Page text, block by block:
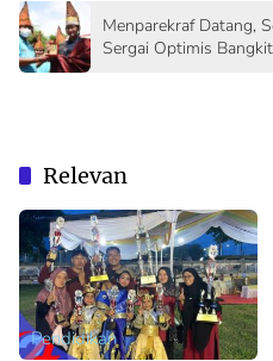
Menparekraf Datang,
Sergai Optimis Bangkit
Relevan
Pendidikan